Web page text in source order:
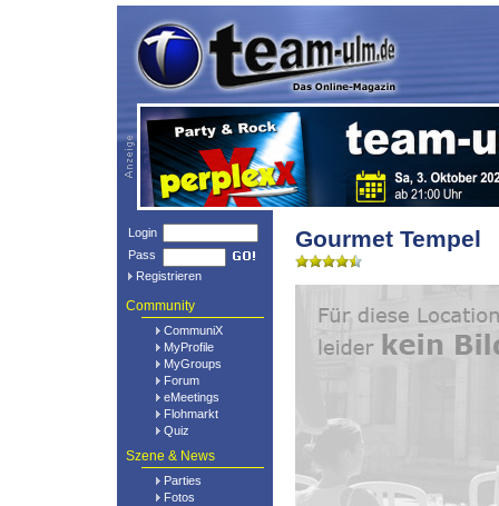
Login
Pass
Registrieren
Community
CommuniX
MyProfile
MyGroups
Forum
eMeetings
Flohmarkt
Quiz
Szene & News
Parties
Fotos
Gourmet Tempel